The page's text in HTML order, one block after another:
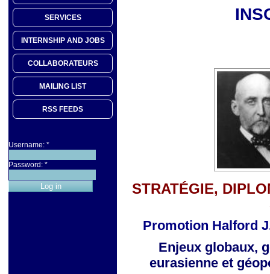
SERVICES
INTERNSHIP AND JOBS
COLLABORATEURS
MAILING LIST
RSS FEEDS
Username: *
Password: *
STRATÉGIE,
Promotion Halford
Enjeux globaux,
eurasienneet